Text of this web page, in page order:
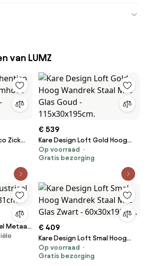
van LUMZ
Zick
€ 539
Kare Design Loft Gold Hoog
Wandrek Staal Met Glas Goud -
115x30x195cm.
Op voorraad
Gratis bezorging
Metaal
€ 409
Kare Design Loft Smal Hoog
Wandrek Staal Met Glas Zwart
- 60x30x195cm.
Op voorraad
Gratis bezorging